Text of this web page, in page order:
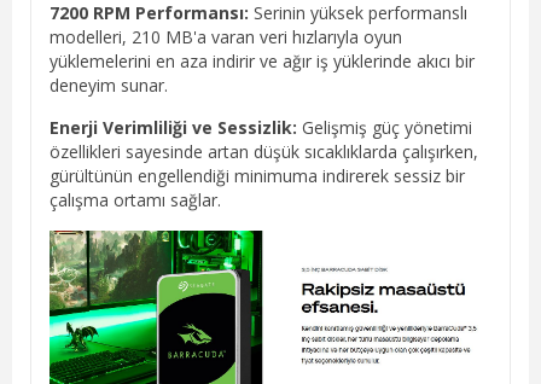
7200 RPM Performansı: Serinin yüksek performanslı
modelleri, 210 MB'a varan veri hızlarıyla oyun
yüklemelerini en aza indirir ve ağır iş yüklerinde akıcı bir
deneyim sunar.
Enerji Verimliliği ve Sessizlik: Gelişmiş güç yönetimi
özellikleri sayesinde artan düşük sıcaklıklarda çalışırken,
gürültünün engellendiği minimuma indirerek sessiz bir
çalışma ortamı sağlar.